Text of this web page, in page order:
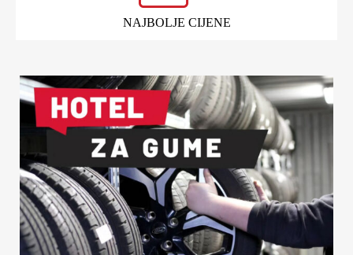
NAJBOLJE CIJENE